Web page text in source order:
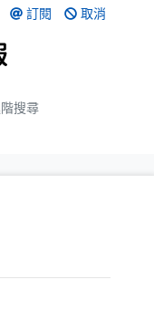
訂閱 取消
搜尋